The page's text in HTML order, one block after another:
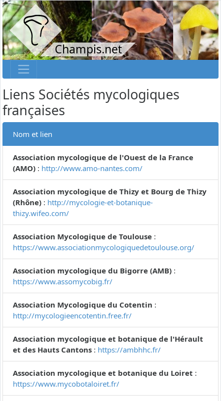
Champis.net
Liens Sociétés mycologiques
françaises
Nom et lien
Association mycologique de l'Ouest de la France
(AMO) : http://www.amo-nantes.com/
Association mycologique de Thizy et Bourg de Thizy
(Rhône) : http://mycologie-et-botanique-
thizy.wifeo.com/
Association Mycologique de Toulouse :
https://www.associationmycologiquedetoulouse.org/
Association mycologique du Bigorre (AMB) :
https://www.assomycobig.fr/
Association Mycologique du Cotentin :
http://mycologieencotentin.free.fr/
Association mycologique et botanique de l'Hérault
et des Hauts Cantons : https://ambhhc.fr/
Association mycologique et botanique du Loiret :
https://www.mycobotaloiret.fr/